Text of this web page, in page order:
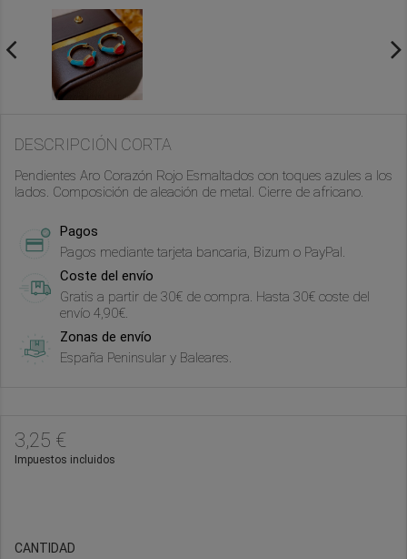
DESCRIPCIÓN CORTA
Pendientes Aro Corazón Rojo Esmaltados con toques azules a los
lados. Composición de aleación de metal. Cierre de africano.
Pagos
Pagos mediante tarjeta bancaria, Bizum o PayPal.
Coste del envío
Gratis a partir de 30€ de compra. Hasta 30€ coste del
envío 4,90€.
Zonas de envío
España Peninsular y Baleares.
3,25 €
Impuestos incluidos
CANTIDAD